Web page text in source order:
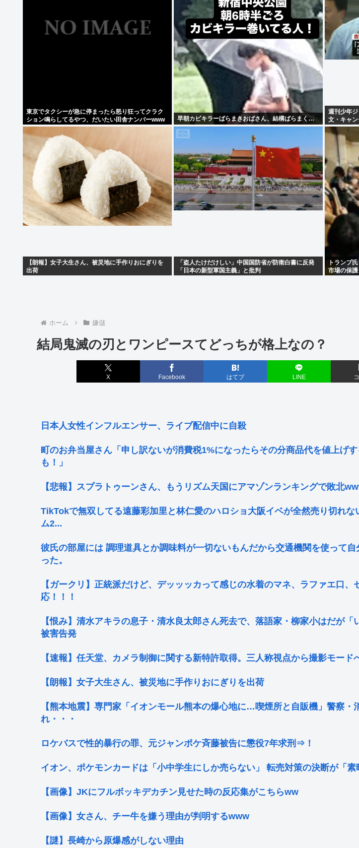
東京でタクシーが急に停まったら怒り狂ってクラク
ション鳴らしてるやつ、だいたい田舎ナンバーwww
早朝カビキラーばらまきおばさん、結構ばらまく…
週刊少年
文・キャ
ことで欲
【朗報】女子大生さん、被災地に手作りおにぎりを
出荷
「盗人たけだけしい」中国国防省が防衛白書に反発
「日本の新型軍国主義」と批判
トランプ
市場の保護
ホーム 嫌儲
結局鬼滅の刃とワンピースてどっちが格上なの？
X Facebook はてブ LINE
日本人女性インフルエンサー、ライブ配信中に自殺
町のお弁当屋さん「申し訳ないが消費税1%になったらその分商品代を値上げ
も！」
【悲報】スプラトゥーンさん、もうリズム天国にアマゾンランキングで敗北
TikTokで無双してる遠藤彩加里と林仁愛のハロショ大阪イベが全然売り切れな
ム2...
彼氏の部屋には 調理道具とか調味料が一切ないもんだから交通機関を使って
った。
【ガークリ】正統派だけど、デッッッカって感じの水着のマネ、ラファエ口、
応！！！
【恨み】清水アキラの息子・清水良太郎さん死去で、落語家・柳家小はだが「
被害告発
【速報】任天堂、カメラ制御に関する新特許取得。三人称視点から撮影モード
【朗報】女子大生さん、被災地に手作りおにぎりを出荷
【熊本地震】専門家「イオンモール熊本の爆心地に…喫煙所と自販機」警察・
れ・・・
ロケバスで性的暴行の罪、元ジャンポケ斉藤被告に懲役7年求刑⇒！
イオン、ポケモンカードは「小中学生にしか売らない」 転売対策の決断が「素
【画像】JKにフルボッキデカチン見せた時の反応集がこちらww
【画像】女さん、チー牛を嫌う理由が判明するwww
【謎】長崎から原爆感がしない理由